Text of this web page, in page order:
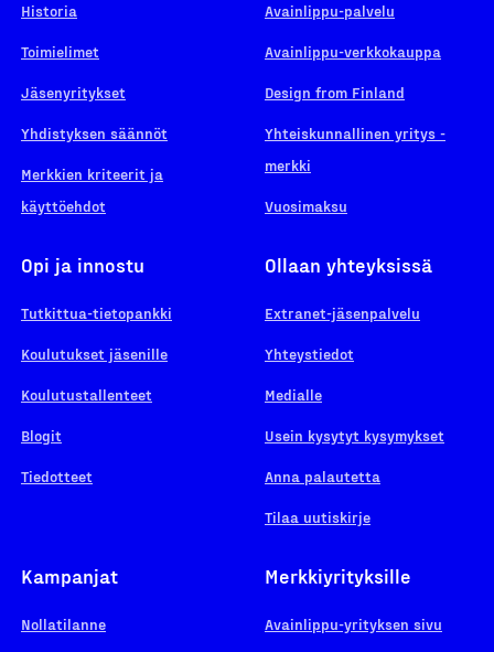
Historia
Toimielimet
Jäsenyritykset
Yhdistyksen säännöt
Merkkien kriteerit ja
käyttöehdot
Avainlippu-palvelu
Avainlippu-verkkokauppa
Design from Finland
Yhteiskunnallinen yritys -
merkki
Vuosimaksu
Opi ja innostu
Tutkittua-tietopankki
Koulutukset jäsenille
Koulutustallenteet
Blogit
Tiedotteet
Ollaan yhteyksissä
Extranet-jäsenpalvelu
Yhteystiedot
Medialle
Usein kysytyt kysymykset
Anna palautetta
Tilaa uutiskirje
Kampanjat
Nollatilanne
Merkkiyrityksille
Avainlippu-yrityksen sivu